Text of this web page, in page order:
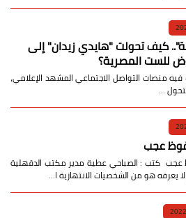
كيف تحولت "هايدي زيدان" إلى
للست المصرية؟
منصات التواصل الاجتماعي المشهد الإعلامي،
…
عجب
كتب : الصباحي عطية مدير مكتب الدقهلية
هو من الشخصيات الانتهازية ا…